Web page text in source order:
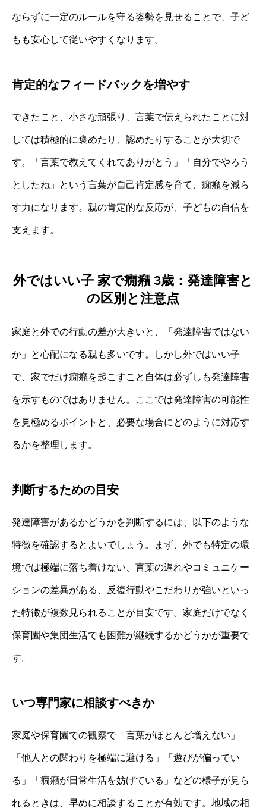
ならずに一定のルールを守る姿勢を見せることで、子ど
もも安心して従いやすくなります。
肯定的なフィードバックを増やす
できたこと、小さな頑張り、言葉で伝えられたことに対
しては積極的に褒めたり、認めたりすることが大切で
す。「言葉で教えてくれてありがとう」「自分でやろう
としたね」という言葉が自己肯定感を育て、癇癪を減ら
す力になります。親の肯定的な反応が、子どもの自信を
支えます。
外ではいい子 家で癇癪 3歳：発達障害と
の区別と注意点
家庭と外での行動の差が大きいと、「発達障害ではない
か」と心配になる親も多いです。しかし外ではいい子
で、家でだけ癇癪を起こすこと自体は必ずしも発達障害
を示すものではありません。ここでは発達障害の可能性
を見極めるポイントと、必要な場合にどのように対応す
るかを整理します。
判断するための目安
発達障害があるかどうかを判断するには、以下のような
特徴を確認するとよいでしょう。まず、外でも特定の環
境では極端に落ち着けない、言葉の遅れやコミュニケー
ションの差異がある、反復行動やこだわりが強いといっ
た特徴が複数見られることが目安です。家庭だけでなく
保育園や集団生活でも困難が継続するかどうかが重要で
す。
いつ専門家に相談すべきか
家庭や保育園での観察で「言葉がほとんど増えない」
「他人との関わりを極端に避ける」「遊びが偏ってい
る」「癇癪が日常生活を妨げている」などの様子が見ら
れるときは、早めに相談することが有効です。地域の相